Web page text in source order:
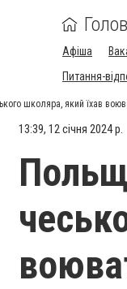
Афіша
Питання-
школяра, який їхав
13:39, 12 січня 2024 р.